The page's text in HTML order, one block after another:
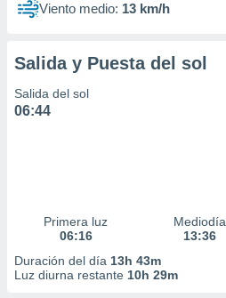
Viento medio: 13 km/h
Salida y Puesta del sol
Salida del sol
06:44
Primera luz
06:16
Mediodía
13:36
Duración del día 13h 43m
Luz diurna restante 10h 29m